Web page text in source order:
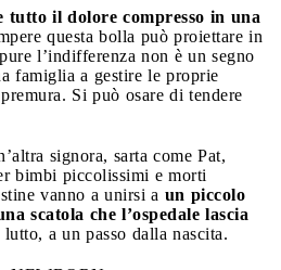
tutto il dolore compresso in una
questa bolla può proiettare in
l’indifferenza non è un segno
famiglia a gestire le proprie
Si può osare di tendere
signora, sarta come Pat,
bimbi piccolissimi e morti
vanno a unirsi a un piccolo
scatola che l’ospedale lascia
a un passo dalla nascita.